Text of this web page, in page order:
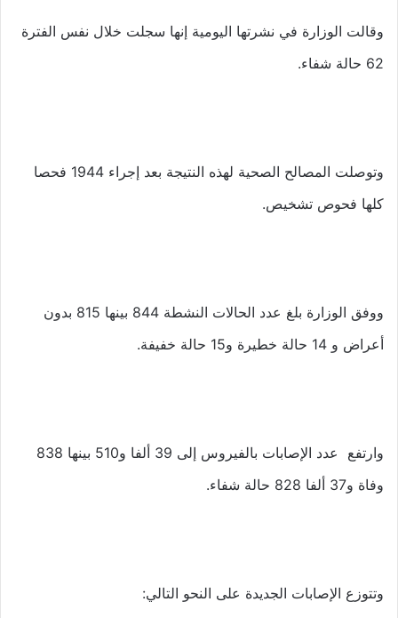
وقالت الوزارة في نشرتها اليومية إنها سجلت خلال نفس الفترة
62 حالة شفاء.
وتوصلت المصالح الصحية لهذه النتيجة بعد إجراء 1944 فحصا
كلها فحوص تشخيص.
ووفق الوزارة بلغ عدد الحالات النشطة 844 بينها 815 بدون
أعراض و 14 حالة خطيرة و15 حالة خفيفة.
وارتفع عدد الإصابات بالفيروس إلى 39 ألفا و510 بينها 838
وفاة و37 ألفا 828 حالة شفاء.
وتتوزع الإصابات الجديدة على النحو التالي: